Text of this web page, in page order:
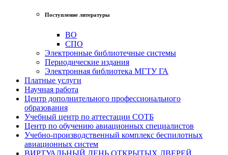
Поступление литературы
ВО
СПО
Электронные библиотечные системы
Периодические издания
Электронная библиотека МГТУ ГА
Платные услуги
Научная работа
Центр дополнительного профессионального
образования
Учебный центр по аттестации СОТБ
Центр по обучению авиационных специалистов
Учебно-производственный комплекс беспилотных
авиационных систем